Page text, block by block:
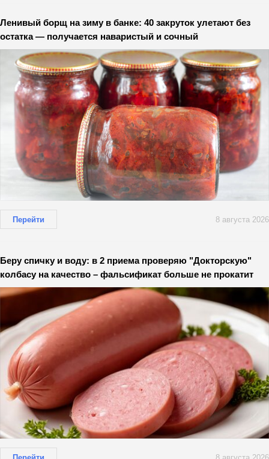
Ленивый борщ на зиму в банке: 40 закруток улетают без
остатка — получается наваристый и сочный
Перейти 8 августа 2026
Беру спичку и воду: в 2 приема проверяю "Докторскую"
колбасу на качество – фальсификат больше не прокатит
Перейти 8 августа 2026